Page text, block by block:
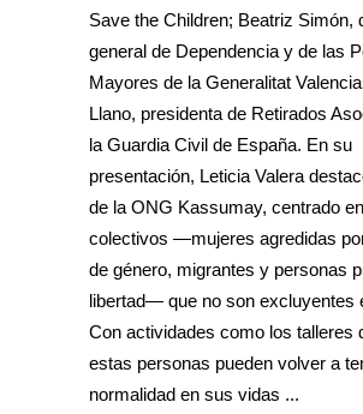
Save the Children; Beatriz Simón,
general de Dependencia y de las
Mayores de la Generalitat
Llano, presidenta de Retirados
la Guardia Civil de España. En su
presentación, Leticia Valera
de la ONG Kassumay, centrado
colectivos —mujeres agredidas
de género, migrantes y personas
libertad— que no son excluyentes
Con actividades como los talleres
estas personas pueden volver a
normalidad en sus vidas